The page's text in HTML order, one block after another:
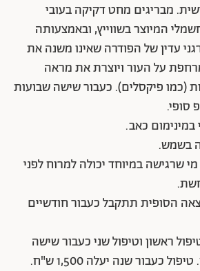
מבריגים מחט דקיקה בעובי
המיוצר בשווייץ, ובאמצעותה
עדין של הפודרה שאינו משנה את
על העור ויוצרת את מראה
(כמו פיקסלים). כעבור שישה שבועות
סופי.
כאב.
בשמש.
שרגישה במיוחד יכולה למרוח לפני
הסופית תתקבל כעבור חודשיים
ראשון וטיפול שני כעבור שישה